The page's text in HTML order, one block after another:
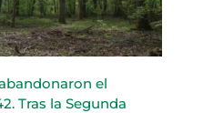
el
Tras la Segunda